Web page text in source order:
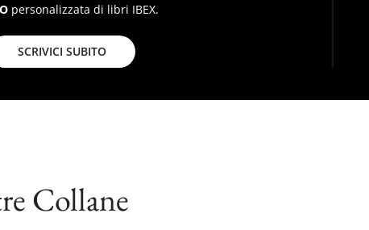
personalizzata di libri IBEX.
SCRIVICI SUBITO
Collane